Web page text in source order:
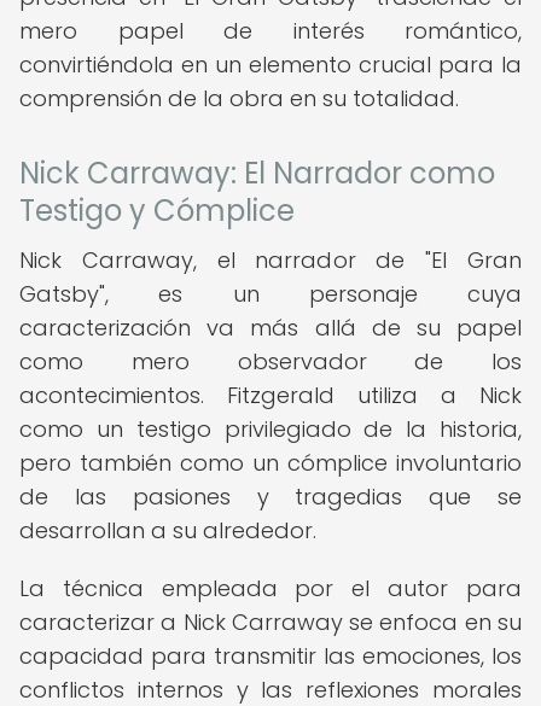
mero papel de interés romántico,
convirtiéndola en un elemento crucial para la
comprensión de la obra en su totalidad.
Nick Carraway: El Narrador como
Testigo y Cómplice
Nick Carraway, el narrador de "El Gran
Gatsby", es un personaje cuya
caracterización va más allá de su papel
como mero observador de los
acontecimientos. Fitzgerald utiliza a Nick
como un testigo privilegiado de la historia,
pero también como un cómplice involuntario
de las pasiones y tragedias que se
desarrollan a su alrededor.
La técnica empleada por el autor para
caracterizar a Nick Carraway se enfoca en su
capacidad para transmitir las emociones, los
conflictos internos y las reflexiones morales